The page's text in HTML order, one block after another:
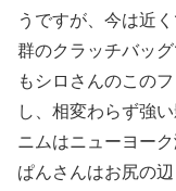
うですが、今は近
群のクラッチバッ
もシロさんのこの
し、相変わらず強
ニムはニューヨー
ぱんさんはお尻の